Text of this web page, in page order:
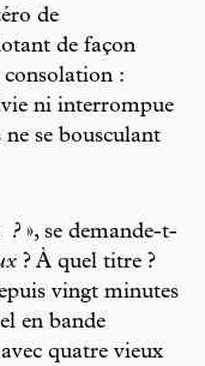
de
de façon
:
ni interrompue
se bousculant
?», se demande-t-
? À quel titre ?
vingt minutes
en bande
quatre vieux